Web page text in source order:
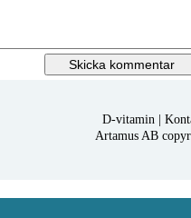
D-vitamin|
Artamus AB